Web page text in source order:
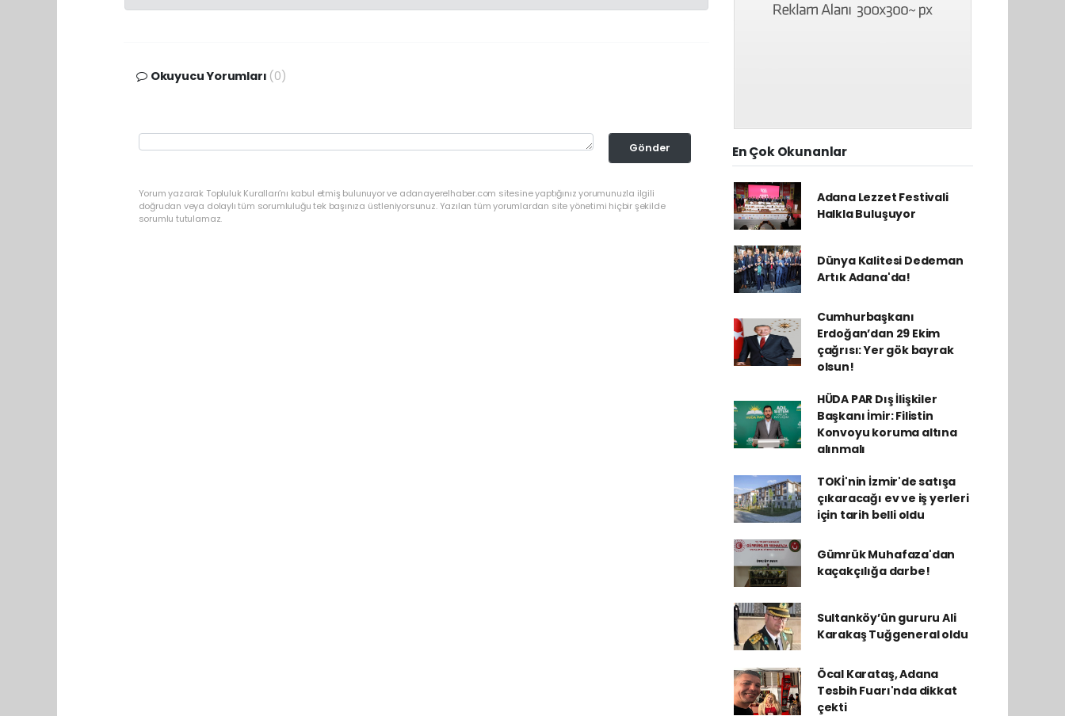
Okuyucu Yorumları (0)
Gönder
Yorum yazarak Topluluk Kuralları’nı kabul etmiş bulunuyor ve adanayerelhaber.com sitesine yaptığınız yorumunuzla ilgili
doğrudan veya dolaylı tüm sorumluluğu tek başınıza üstleniyorsunuz. Yazılan tüm yorumlardan site yönetimi hiçbir şekilde
sorumlu tutulamaz.
En Çok Okunanlar
Adana Lezzet Festivali
Halkla Buluşuyor
Dünya Kalitesi Dedeman
Artık Adana'da!
Cumhurbaşkanı
Erdoğan’dan 29 Ekim
çağrısı: Yer gök bayrak
olsun!
HÜDA PAR Dış İlişkiler
Başkanı İmir: Filistin
Konvoyu koruma altına
alınmalı
TOKİ'nin İzmir'de satışa
çıkaracağı ev ve iş yerleri
için tarih belli oldu
Gümrük Muhafaza'dan
kaçakçılığa darbe!
Sultanköy’ün gururu Ali
Karakaş Tuğgeneral oldu
Öcal Karataş, Adana
Tesbih Fuarı'nda dikkat
çekti